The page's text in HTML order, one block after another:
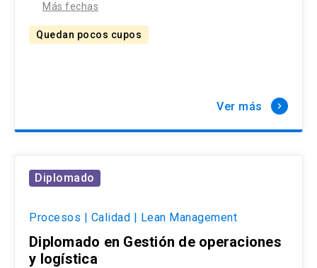
Más fechas
Quedan pocos cupos
Ver más keyboard_arrow_right
Diplomado
Procesos | Calidad | Lean Management
Diplomado en Gestión de operaciones
y logística